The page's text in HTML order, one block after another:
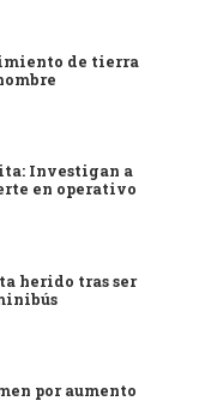
de tierra
Investigan a
en operativo
herido tras ser
por aumento